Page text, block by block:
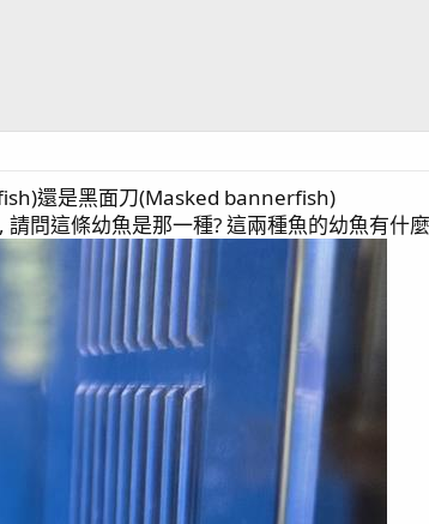
還是黑面刀(Masked bannerfish)
問這條幼魚是那一種? 這兩種魚的幼魚有什